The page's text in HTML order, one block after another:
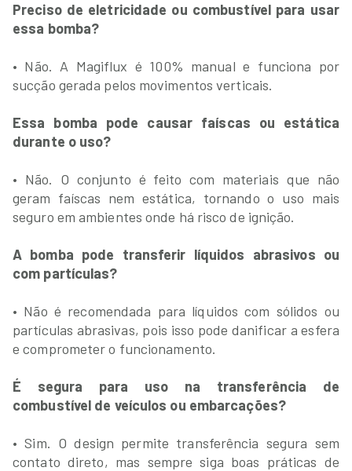
Preciso de eletricidade ou combustível para usar
essa bomba?
• Não. A Magiflux é 100% manual e funciona por
sucção gerada pelos movimentos verticais.
Essa bomba pode causar faíscas ou estática
durante o uso?
• Não. O conjunto é feito com materiais que não
geram faíscas nem estática, tornando o uso mais
seguro em ambientes onde há risco de ignição.
A bomba pode transferir líquidos abrasivos ou
com partículas?
• Não é recomendada para líquidos com sólidos ou
partículas abrasivas, pois isso pode danificar a esfera
e comprometer o funcionamento.
É segura para uso na transferência de
combustível de veículos ou embarcações?
• Sim. O design permite transferência segura sem
contato direto, mas sempre siga boas práticas de